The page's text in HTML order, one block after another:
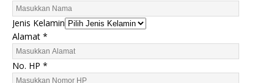
Jenis Kelamin
H
P
E
m
Alamat *
No. HP *